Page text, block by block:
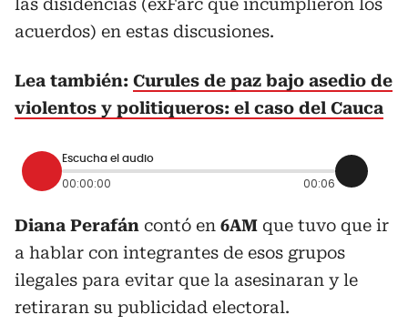
las disidencias (exFarc que incumplieron los
acuerdos) en estas discusiones.
Lea también: Curules de paz bajo asedio de
violentos y politiqueros: el caso del Cauca
Escucha el audio
00:00:00 00:06
Diana Perafán contó en 6AM que tuvo que ir
a hablar con integrantes de esos grupos
ilegales para evitar que la asesinaran y le
retiraran su publicidad electoral.